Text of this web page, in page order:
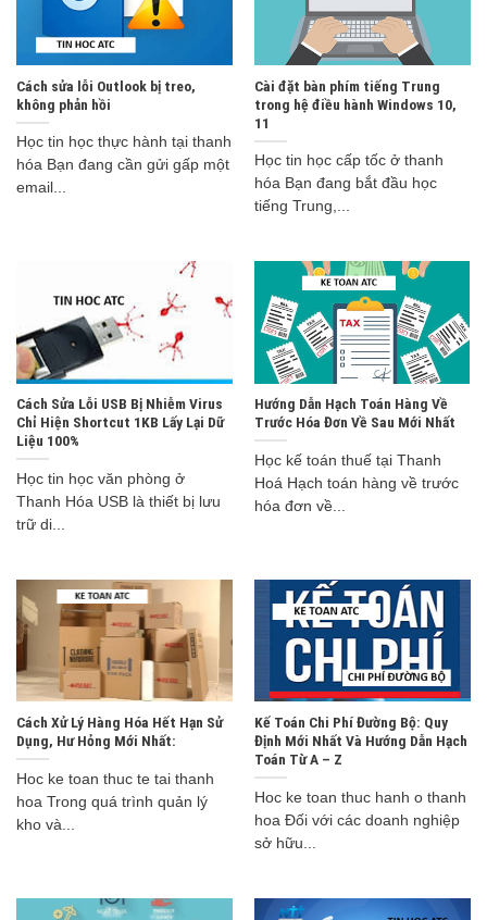
Cách sửa lỗi Outlook bị treo,
không phản hồi
Học tin học thực hành tại thanh
hóa Bạn đang cần gửi gấp một
email...
Cài đặt bàn phím tiếng Trung
trong hệ điều hành Windows 10,
11
Học tin học cấp tốc ở thanh
hóa Bạn đang bắt đầu học
tiếng Trung,...
Cách Sửa Lỗi USB Bị Nhiễm Virus
Chỉ Hiện Shortcut 1KB Lấy Lại Dữ
Liệu 100%
Học tin học văn phòng ở
Thanh Hóa USB là thiết bị lưu
trữ di...
Hướng Dẫn Hạch Toán Hàng Về
Trước Hóa Đơn Về Sau Mới Nhất
Học kế toán thuế tại Thanh
Hoá Hạch toán hàng về trước
hóa đơn về...
Cách Xử Lý Hàng Hóa Hết Hạn Sử
Dụng, Hư Hỏng Mới Nhất:
Hoc ke toan thuc te tai thanh
hoa Trong quá trình quản lý
kho và...
Kế Toán Chi Phí Đường Bộ: Quy
Định Mới Nhất Và Hướng Dẫn Hạch
Toán Từ A – Z
Hoc ke toan thuc hanh o thanh
hoa Đối với các doanh nghiệp
sở hữu...